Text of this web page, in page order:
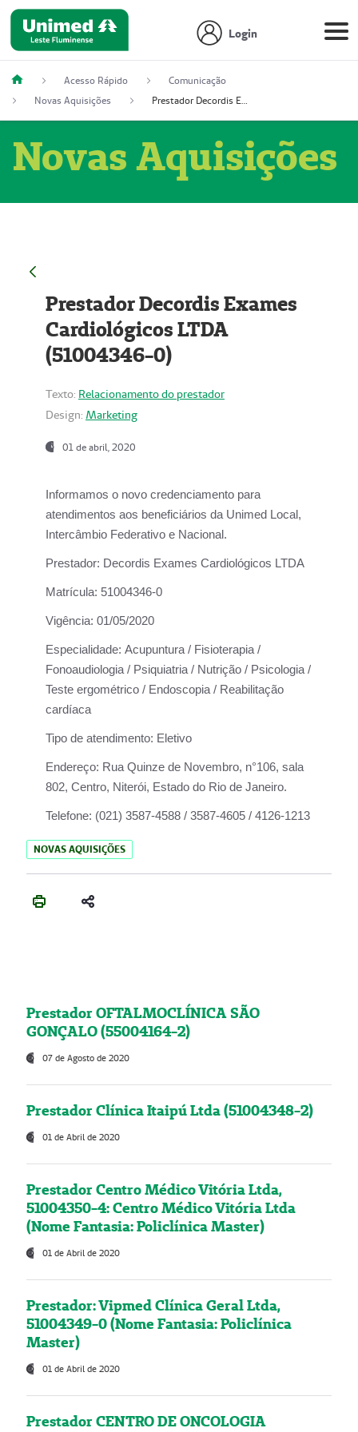
Login
Acesso Rápido
Comunicação
Novas Aquisições
Prestador Decordis Exames Cardiológicos LTDA (51004346-0)
Novas Aquisições
Prestador Decordis Exames
Cardiológicos LTDA
(51004346-0)
Texto: Relacionamento do prestador
Design: Marketing
01 de abril, 2020
Informamos o novo credenciamento para
atendimentos aos beneficiários da Unimed Local,
Intercâmbio Federativo e Nacional.
Prestador: Decordis Exames Cardiológicos LTDA
Matrícula: 51004346-0
Vigência: 01/05/2020
Especialidade: Acupuntura / Fisioterapia /
Fonoaudiologia / Psiquiatria / Nutrição / Psicologia /
Teste ergométrico / Endoscopia / Reabilitação
cardíaca
Tipo de atendimento: Eletivo
Endereço: Rua Quinze de Novembro, n°106, sala
802, Centro, Niterói, Estado do Rio de Janeiro.
Telefone: (021) 3587-4588 / 3587-4605 / 4126-1213
NOVAS AQUISIÇÕES
Prestador OFTALMOCLÍNICA SÃO
GONÇALO (55004164-2)
07 de Agosto de 2020
Prestador Clínica Itaipú Ltda (51004348-2)
01 de Abril de 2020
Prestador Centro Médico Vitória Ltda,
51004350-4: Centro Médico Vitória Ltda
(Nome Fantasia: Policlínica Master)
01 de Abril de 2020
Prestador: Vipmed Clínica Geral Ltda,
51004349-0 (Nome Fantasia: Policlínica
Master)
01 de Abril de 2020
Prestador CENTRO DE ONCOLOGIA